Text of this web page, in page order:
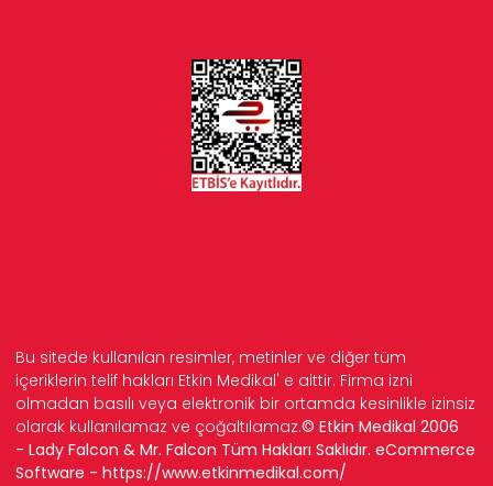
Bu sitede kullanılan resimler, metinler ve diğer tüm
içeriklerin telif hakları Etkin Medikal' e aittir. Firma izni
olmadan basılı veya elektronik bir ortamda kesinlikle izinsiz
olarak kullanılamaz ve çoğaltılamaz.© Etkin Medikal 2006
- Lady Falcon & Mr. Falcon Tüm Hakları Saklıdır. eCommerce
Software - https://www.etkinmedikal.com/